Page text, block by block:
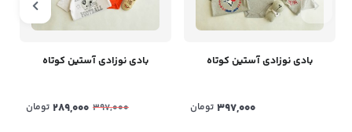
بادی نوزادی آستین کوتاه
397,000 تومان
بادی نوزادی آستین کوتاه
397,000
289,000 تومان